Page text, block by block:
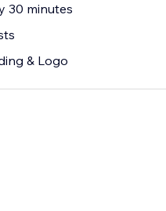
30 minutes
& Logo